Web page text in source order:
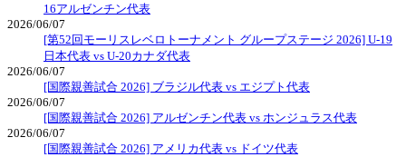
16アルゼンチン代表
2026/06/07
[第52回モーリスレベロトーナメント グループステージ 2026] U-19
日本代表 vs U-20カナダ代表
2026/06/07
[国際親善試合 2026] ブラジル代表 vs エジプト代表
2026/06/07
[国際親善試合 2026] アルゼンチン代表 vs ホンジュラス代表
2026/06/07
[国際親善試合 2026] アメリカ代表 vs ドイツ代表